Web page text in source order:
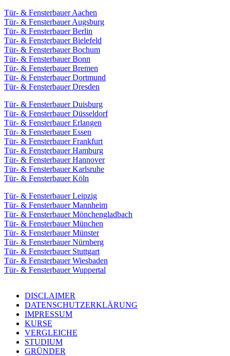
Tür- & Fensterbauer Aachen
Tür- & Fensterbauer Augsburg
Tür- & Fensterbauer Berlin
Tür- & Fensterbauer Bielefeld
Tür- & Fensterbauer Bochum
Tür- & Fensterbauer Bonn
Tür- & Fensterbauer Bremen
Tür- & Fensterbauer Dortmund
Tür- & Fensterbauer Dresden
Tür- & Fensterbauer Duisburg
Tür- & Fensterbauer Düsseldorf
Tür- & Fensterbauer Erlangen
Tür- & Fensterbauer Essen
Tür- & Fensterbauer Frankfurt
Tür- & Fensterbauer Hamburg
Tür- & Fensterbauer Hannover
Tür- & Fensterbauer Karlsruhe
Tür- & Fensterbauer Köln
Tür- & Fensterbauer Leipzig
Tür- & Fensterbauer Mannheim
Tür- & Fensterbauer Mönchengladbach
Tür- & Fensterbauer München
Tür- & Fensterbauer Münster
Tür- & Fensterbauer Nürnberg
Tür- & Fensterbauer Stuttgart
Tür- & Fensterbauer Wiesbaden
Tür- & Fensterbauer Wuppertal
DISCLAIMER
DATENSCHUTZERKLÄRUNG
IMPRESSUM
KURSE
VERGLEICHE
STUDIUM
GRÜNDER